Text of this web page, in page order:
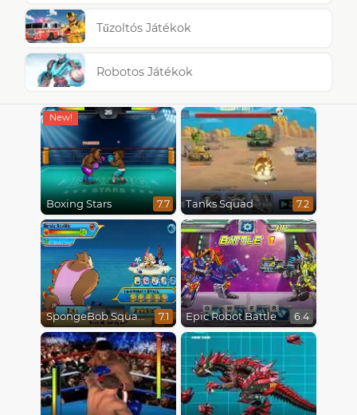
Tűzoltós Játékok
Robotos Játékok
Boxing Stars 7.7 Tanks Squad 7.2
SpongeBob SquarePants : Monster Island Adventures 7.1 Epic Robot Battle 6.4